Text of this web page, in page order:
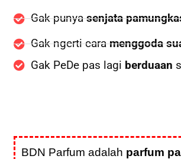
Gak punyasenjata
Gak ngerti caramenggoda
Gak PeDe pas lagi berduaan
BDN Parfum adalah parfum